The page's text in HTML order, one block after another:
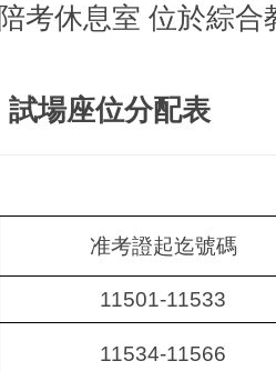
陪考休息室 位於綜合
▌試場座位分配表
准考證起迄號碼
11501-11533
11534-11566